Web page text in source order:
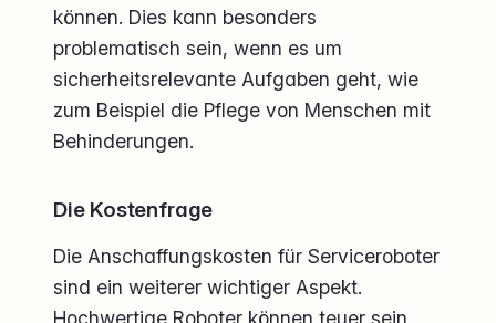
können. Dies kann besonders
problematisch sein, wenn es um
sicherheitsrelevante Aufgaben geht, wie
zum Beispiel die Pflege von Menschen mit
Behinderungen.
Die Kostenfrage
Die Anschaffungskosten für Serviceroboter
sind ein weiterer wichtiger Aspekt.
Hochwertige Roboter können teuer sein,